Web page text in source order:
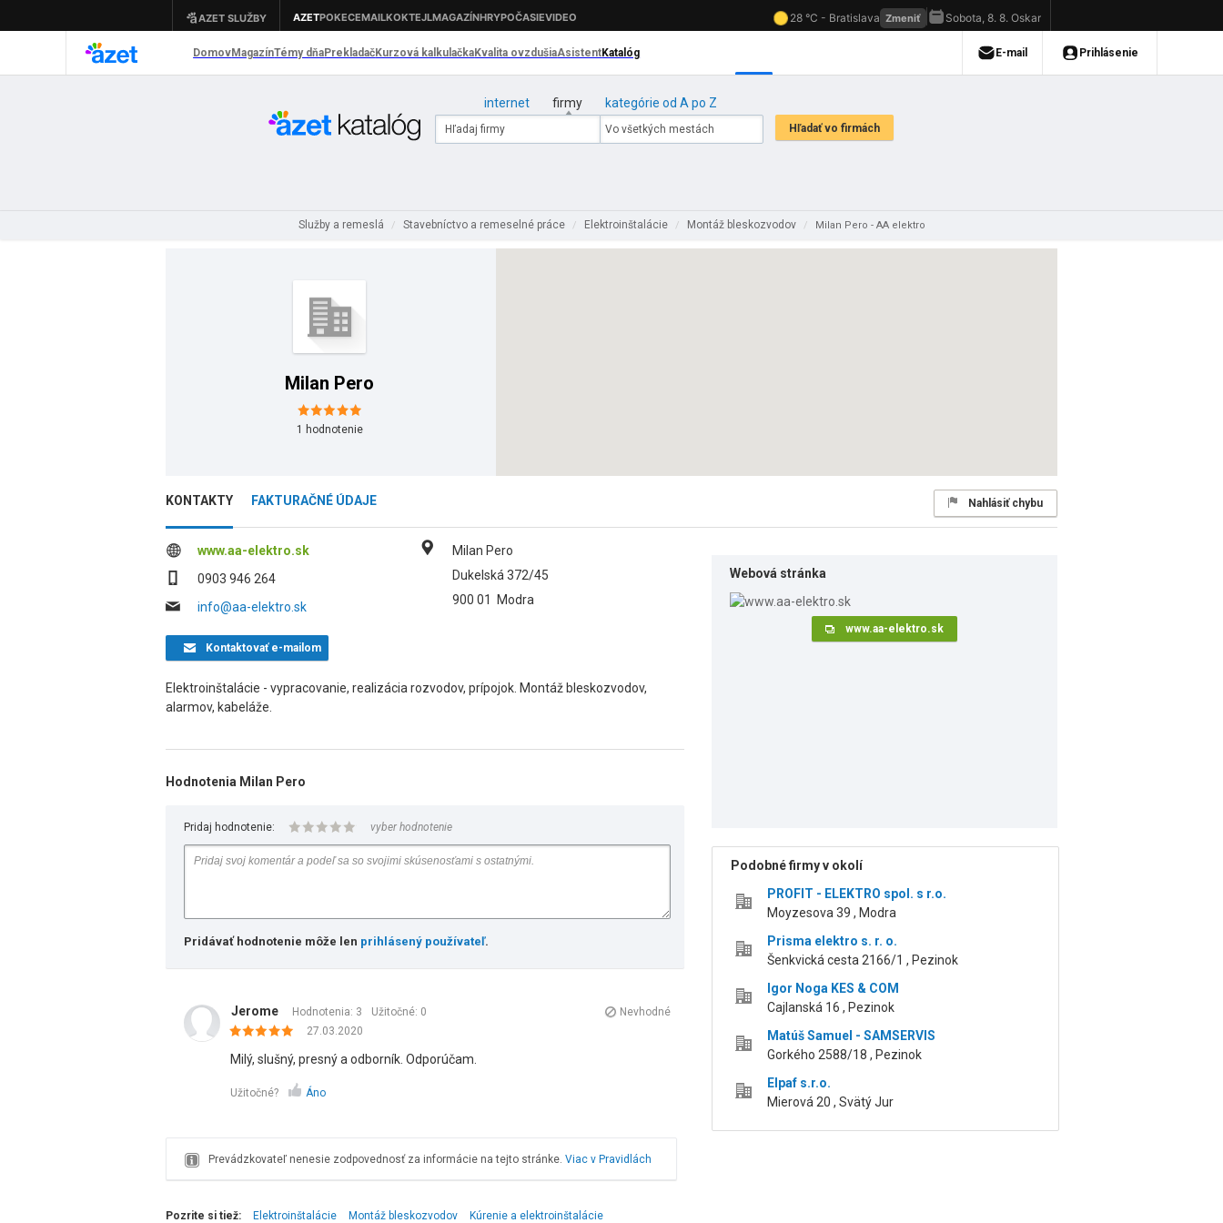
internet firmy kategórie od A po Z
Služby a remeslá / Stavebníctvo a remeselné práce / Elektroinštalácie / Montáž bleskozvodov / Milan Pero - AA elektro
Milan Pero
1 hodnotenie
KONTAKTY FAKTURAČNÉ ÚDAJE Nahlásiť chybu
www.aa-elektro.sk
0903 946 264
info@aa-elektro.sk
Milan Pero
Dukelská 372/45
900 01
Modra
Kontaktovaťe-mailom
Elektroinštalácie - vypracovanie, realizácia rozvodov, prípojok. Montáž bleskozvodov,
alarmov, kabeláže.
Hodnotenia Milan Pero
Pridaj hodnotenie: vyber hodnotenie
Pridávať hodnotenie môže len prihlásený používateľ.
Jerome Hodnotenia: 3 Užitočné: 0
Nevhodné
27.03.2020
Milý, slušný, presný a odborník. Odporúčam.
Užitočné? Áno
Prevádzkovateľ nenesie zodpovednosť za informácie na tejto stránke. Viac v Pravidlách
Webová stránka
www.aa-elektro.sk
Podobné firmy v okolí
PROFIT - ELEKTRO spol. s r.o.
Moyzesova 39 , Modra
Prisma elektro s. r. o.
Šenkvická cesta 2166/1 , Pezinok
Igor Noga KES & COM
Cajlanská 16 , Pezinok
Matúš Samuel - SAMSERVIS
Gorkého 2588/18 , Pezinok
Elpaf s.r.o.
Mierová 20 , Svätý Jur
Pozrite si tiež: Elektroinštalácie Montáž bleskozvodov Kúrenie a elektroinštalácie